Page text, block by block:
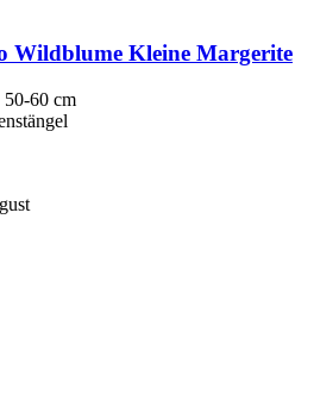
Wildblume Kleine Margerite
50-60 cm